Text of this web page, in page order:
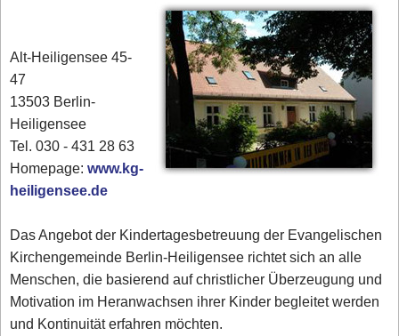
Alt-Heiligensee 45-
47
13503 Berlin-
Heiligensee
Tel. 030 - 431 28 63
Homepage:www.kg-
heiligensee.de
Das Angebot der Kindertagesbetreuung der Evangelischen
Kirchengemeinde Berlin-Heiligensee richtet sich an alle
Menschen, die basierend auf christlicher Überzeugung und
Motivation im Heranwachsen ihrer Kinder begleitet werden
und Kontinuität erfahren möchten.